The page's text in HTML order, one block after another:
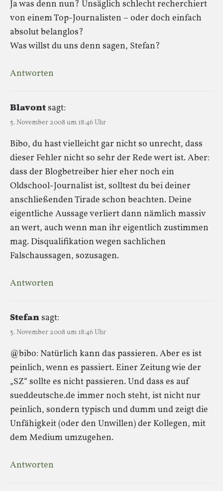
Ja was denn nun? Unsäglich schlecht recherchiert
von einem Top-Journalisten – oder doch einfach
absolut belanglos?
Was willst du uns denn sagen, Stefan?
Antworten
Blavontsagt:
5. November 2008 um 18:46 Uhr
Bibo, du hast vielleicht gar nicht so unrecht, dass
dieser Fehler nicht so sehr der Rede wert ist. Aber:
dass der Blogbetreiber hier eher noch ein
Oldschool-Journalist ist, solltest du bei deiner
anschließenden Tirade schon beachten. Deine
eigentliche Aussage verliert dann nämlich massiv
an wert, auch wenn man ihr eigentlich zustimmen
mag. Disqualifikation wegen sachlichen
Falschaussagen, sozusagen.
Antworten
Stefansagt:
5. November 2008 um 18:46 Uhr
@bibo: Natürlich kann das passieren. Aber es ist
peinlich, wenn es passiert. Einer Zeitung wie der
„SZ“ sollte es nicht passieren. Und dass es auf
sueddeutsche.de immer noch steht, ist nicht nur
peinlich, sondern typisch und dumm und zeigt die
Unfähigkeit (oder den Unwillen) der Kollegen, mit
dem Medium umzugehen.
Antworten